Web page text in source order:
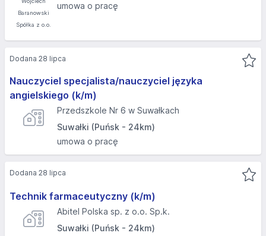
umowa o pracę
Nauczyciel specjalista/nauczyciel języka
angielskiego (k/m)
Przedszkole Nr 6 w Suwałkach
Suwałki (Puńsk - 24km)
umowa o pracę
Dodana 28 lipca
Technik farmaceutyczny (k/m)
Abitel Polska sp. z o.o. Sp.k.
Suwałki (Puńsk - 24km)
Dodana 28 lipca